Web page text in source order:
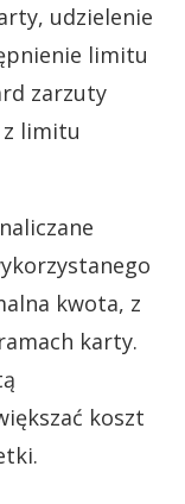
udzielenie
limitu
zarzuty
limitu
kwota, z
karty.
koszt